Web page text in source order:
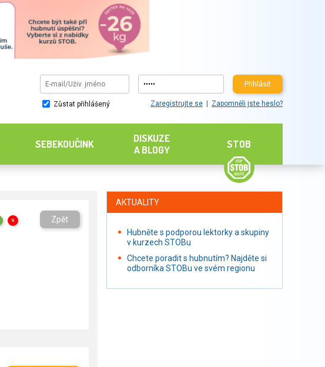
Přihlásit
Zůstat přihlášený Zaregistrujte se Zapomněli jste heslo?
SEBEKOUČINK
DISKUZE
A BLOGY
STOB
S Zpět
AKTUALITY
Hubněte s podporou lektorky a skupiny
v kurzech STOBu
Chcete poradit s hubnutím? Najděte si
odborníka STOBu ve svém regionu